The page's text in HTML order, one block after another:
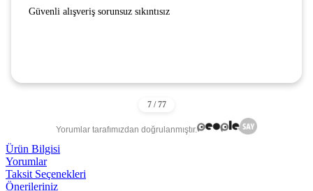
Güvenli alışveriş sorunsuz sıkıntısız
Yorumlar tarafımızdan doğrulanmıştır.
Ürün Bilgisi
Yorumlar
Taksit Seçenekleri
Önerileriniz